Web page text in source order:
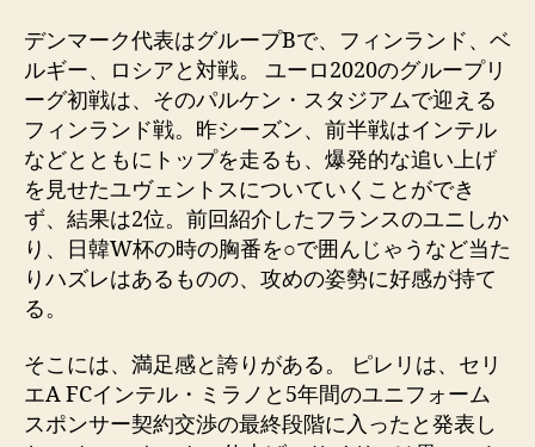
デンマーク代表はグループBで、フィンランド、ベ
ルギー、ロシアと対戦。 ユーロ2020のグループリ
ーグ初戦は、そのパルケン・スタジアムで迎える
フィンランド戦。昨シーズン、前半戦はインテル
などとともにトップを走るも、爆発的な追い上げ
を見せたユヴェントスについていくことができ
ず、結果は2位。前回紹介したフランスのユニしか
り、日韓W杯の時の胸番を○で囲んじゃうなど当た
りハズレはあるものの、攻めの姿勢に好感が持て
る。
そこには、満足感と誇りがある。 ピレリは、セリ
エA FCインテル・ミラノと5年間のユニフォーム
スポンサー契約交渉の最終段階に入ったと発表し